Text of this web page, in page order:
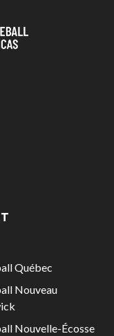
Québec
Nouveau
Nouvelle-Écosse